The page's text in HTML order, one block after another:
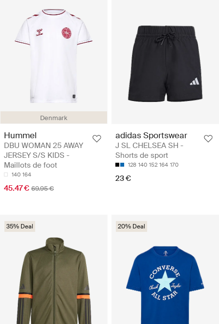
Denmark
Hummel
DBU WOMAN 25 AWAY
JERSEY S/S KIDS -
Maillots de foot
140 164
45.47 € 69.95 €
adidas Sportswear
J SL CHELSEA SH -
Shorts de sport
128 140 152 164 170
23 €
35% Deal 20% Deal